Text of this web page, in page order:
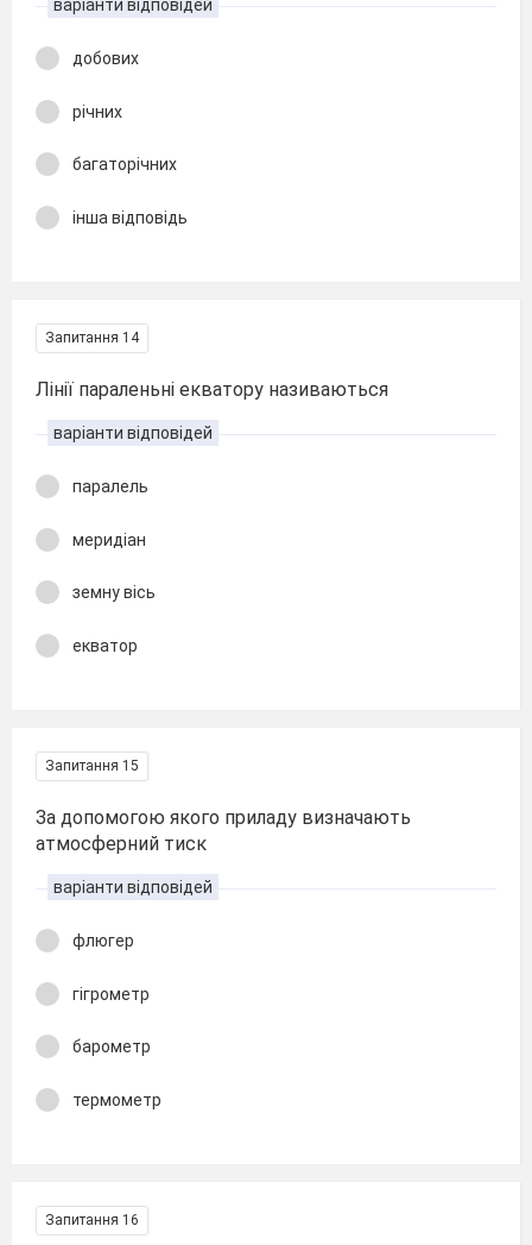
варіанти відповідей
добових
річних
багаторічних
інша відповідь
Запитання 14
Лінії параленьні екватору називаються
варіанти відповідей
паралель
меридіан
земну вісь
екватор
Запитання 15
За допомогою якого приладу визначають
атмосферний тиск
варіанти відповідей
флюгер
гігрометр
барометр
термометр
Запитання 16